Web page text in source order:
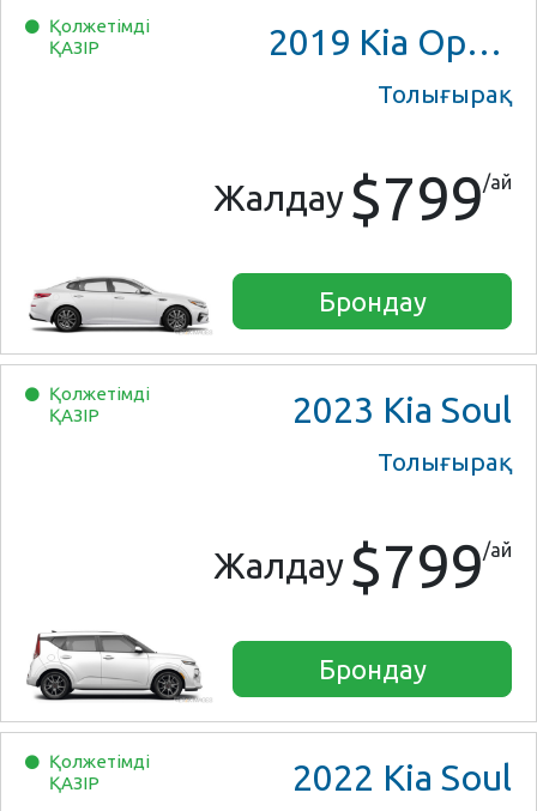
Қолжетімді
ҚАЗІР
2019 Kia Optima
Толығырақ
Жалдау $799/ай
Брондау
Қолжетімді
ҚАЗІР
2023 Kia Soul
Толығырақ
Жалдау $799/ай
Брондау
Қолжетімді
ҚАЗІР
2022 Kia Soul